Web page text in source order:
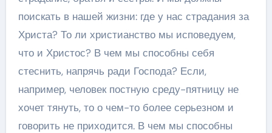
поискать в нашей жизни: где у нас страдания за
Христа? То ли христианство мы исповедуем,
что и Христос? В чем мы способны себя
стеснить, напрячь ради Господа? Если,
например, человек постную среду-пятницу не
хочет тянуть, то о чем-то более серьезном и
говорить не приходится. В чем мы способны